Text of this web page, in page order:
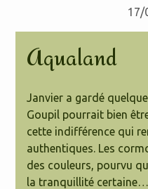
17/
Aqualand
Janvier a gardé
Goupil pourrait bien
cette indifférence qui
authentiques. Les
des couleurs, pourvu
la tranquillité certaine…